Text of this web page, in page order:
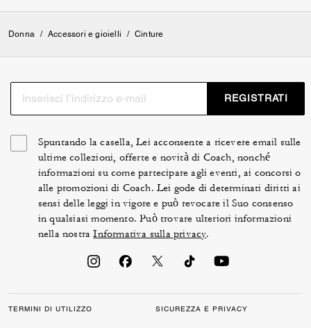
Donna / Accessori e gioielli / Cinture
REGISTRATI
Spuntando la casella, Lei acconsente a ricevere email sulle
ultime collezioni, offerte e novità di Coach, nonché
informazioni su come partecipare agli eventi, ai concorsi o
alle promozioni di Coach. Lei gode di determinati diritti ai
sensi delle leggi in vigore e può revocare il Suo consenso
in qualsiasi momento. Può trovare ulteriori informazioni
nella nostraInformativa sulla privacy.
TERMINI DI UTILIZZO SICUREZZA E PRIVACY